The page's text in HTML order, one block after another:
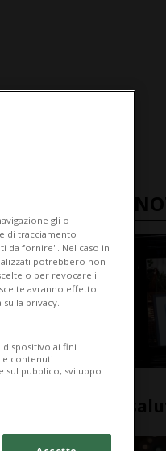
ULTIME
IRLANDA
Dublino
gli o
di tracciamento
da fornire". Nel caso in
potrebbero non
o per revocare il
avranno effetto
privacy.
dispositivo ai fini
e contenuti
sul pubblico, sviluppo